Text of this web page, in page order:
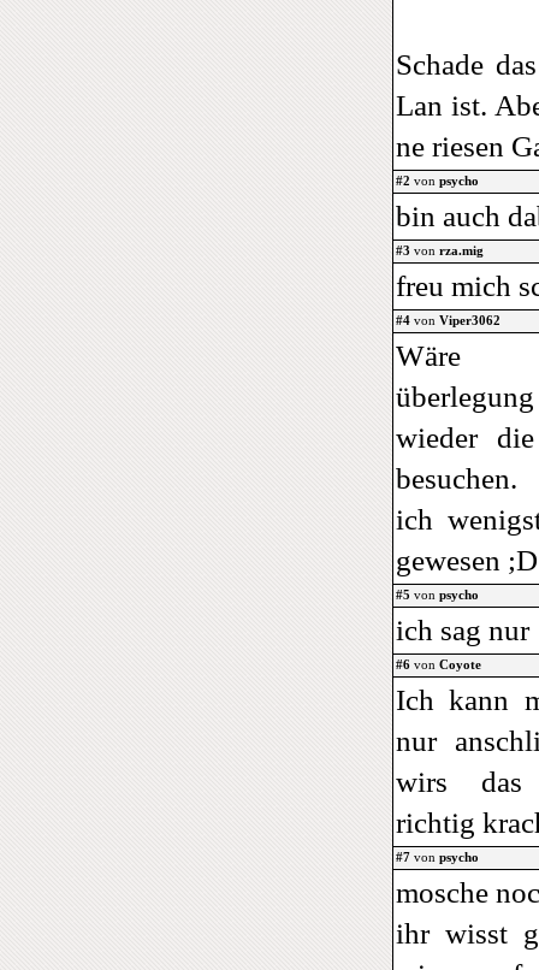
Schade
Lan ist.
ne riesen
#2 von psycho
bin auch
#3 von rza.mig
freu mich
#4 von Viper3062
Wäre
wieder
ich
gewesen ;D
#5 von psycho
ich sag nur
#6 von Coyote
Ich kann
nur
wirs
richtig
#7 von psycho
mosche
ihr wisst